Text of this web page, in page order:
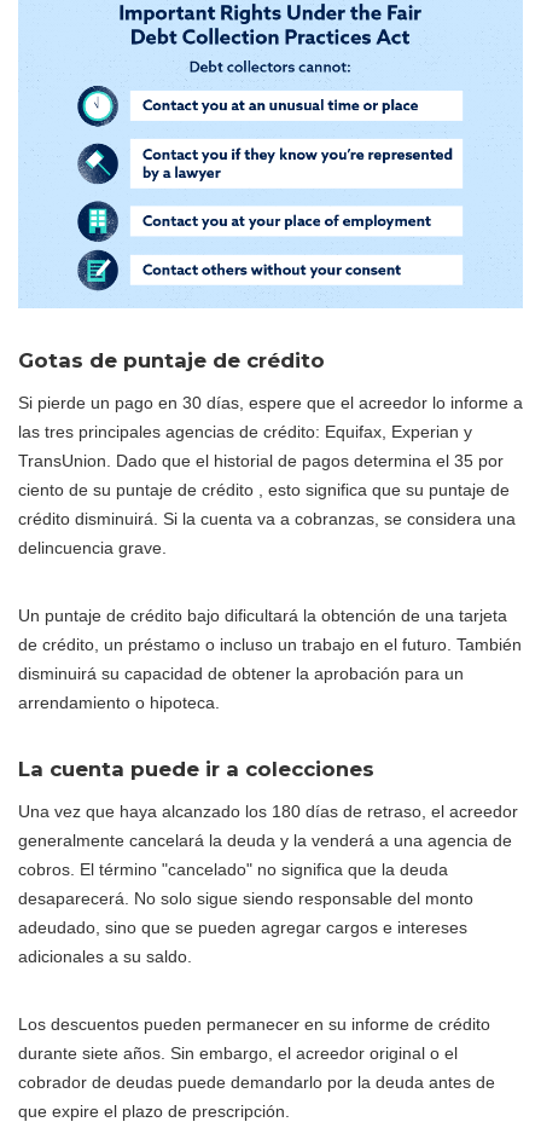
Gotas de puntaje de crédito
Si pierde un pago en 30 días, espere que el acreedor lo informe a
las tres principales agencias de crédito: Equifax, Experian y
TransUnion. Dado que el historial de pagos determina el 35 por
ciento de su puntaje de crédito , esto significa que su puntaje de
crédito disminuirá. Si la cuenta va a cobranzas, se considera una
delincuencia grave.
Un puntaje de crédito bajo dificultará la obtención de una tarjeta
de crédito, un préstamo o incluso un trabajo en el futuro. También
disminuirá su capacidad de obtener la aprobación para un
arrendamiento o hipoteca.
La cuenta puede ir a colecciones
Una vez que haya alcanzado los 180 días de retraso, el acreedor
generalmente cancelará la deuda y la venderá a una agencia de
cobros. El término "cancelado" no significa que la deuda
desaparecerá. No solo sigue siendo responsable del monto
adeudado, sino que se pueden agregar cargos e intereses
adicionales a su saldo.
Los descuentos pueden permanecer en su informe de crédito
durante siete años. Sin embargo, el acreedor original o el
cobrador de deudas puede demandarlo por la deuda antes de
que expire el plazo de prescripción.